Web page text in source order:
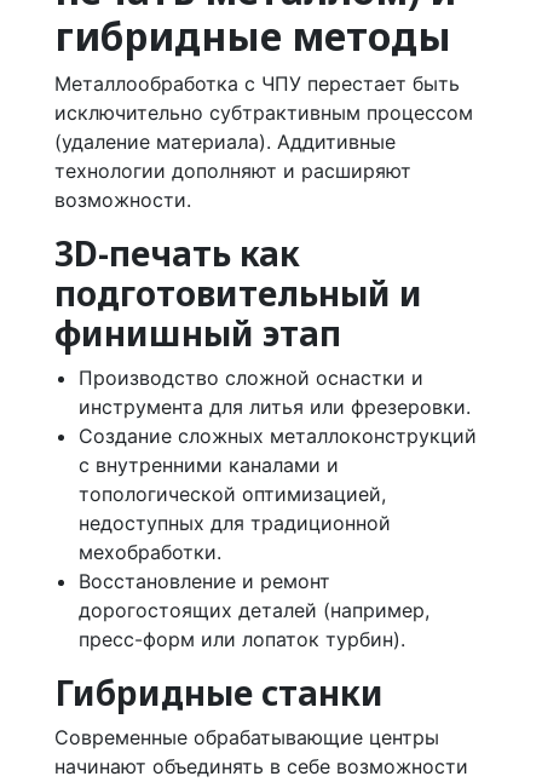
гибридные методы
Металлообработка с ЧПУ перестает быть
исключительно субтрактивным процессом
(удаление материала). Аддитивные
технологии дополняют и расширяют
возможности.
3D-печать как
подготовительный и
финишный этап
Производство сложной оснастки и
инструмента для литья или фрезеровки.
Создание сложных металлоконструкций
с внутренними каналами и
топологической оптимизацией,
недоступных для традиционной
мехобработки.
Восстановление и ремонт
дорогостоящих деталей (например,
пресс-форм или лопаток турбин).
Гибридные станки
Современные обрабатывающие центры
начинают объединять в себе возможности